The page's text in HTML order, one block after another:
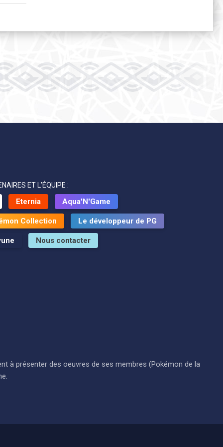
ET L’ÉQUIPE :
Eternia Aqua'N'Game
Collection Le développeur de PG
Nous contacter
à présenter des oeuvres de ses membres (Pokémon de la